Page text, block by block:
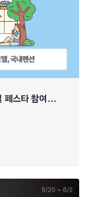
페스타 참여…